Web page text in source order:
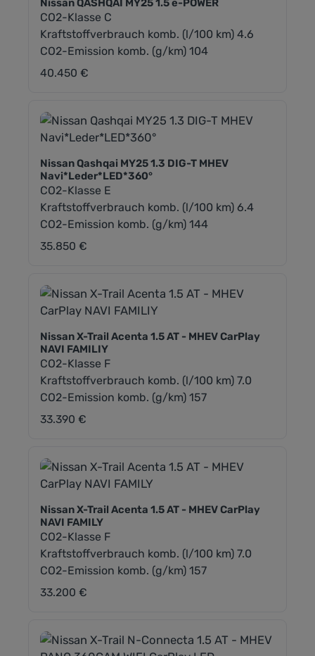
Nissan QASHQAI MY25 1.5 e-POWER
CO2-Klasse C
Kraftstoffverbrauch komb. (l/100 km) 4.6
CO2-Emission komb. (g/km) 104
Regulärer Preis:
40.450 €
Nissan Qashqai MY25 1.3 DIG-T MHEV
Navi*Leder*LED*360°
CO2-Klasse E
Kraftstoffverbrauch komb. (l/100 km) 6.4
CO2-Emission komb. (g/km) 144
Regulärer Preis:
35.850 €
Nissan X-Trail Acenta 1.5 AT - MHEV CarPlay
NAVI FAMILIY
CO2-Klasse F
Kraftstoffverbrauch komb. (l/100 km) 7.0
CO2-Emission komb. (g/km) 157
Regulärer Preis:
33.390 €
Nissan X-Trail Acenta 1.5 AT - MHEV CarPlay
NAVI FAMILY
CO2-Klasse F
Kraftstoffverbrauch komb. (l/100 km) 7.0
CO2-Emission komb. (g/km) 157
Regulärer Preis:
33.200 €